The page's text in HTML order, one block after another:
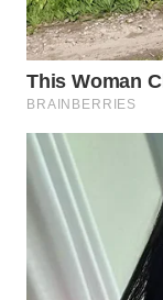
WN
TAPANULI
UTARA
WN
SAMOSIR
WN
PADANG
LAWAS